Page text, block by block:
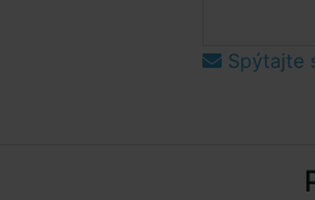
Spýtajte